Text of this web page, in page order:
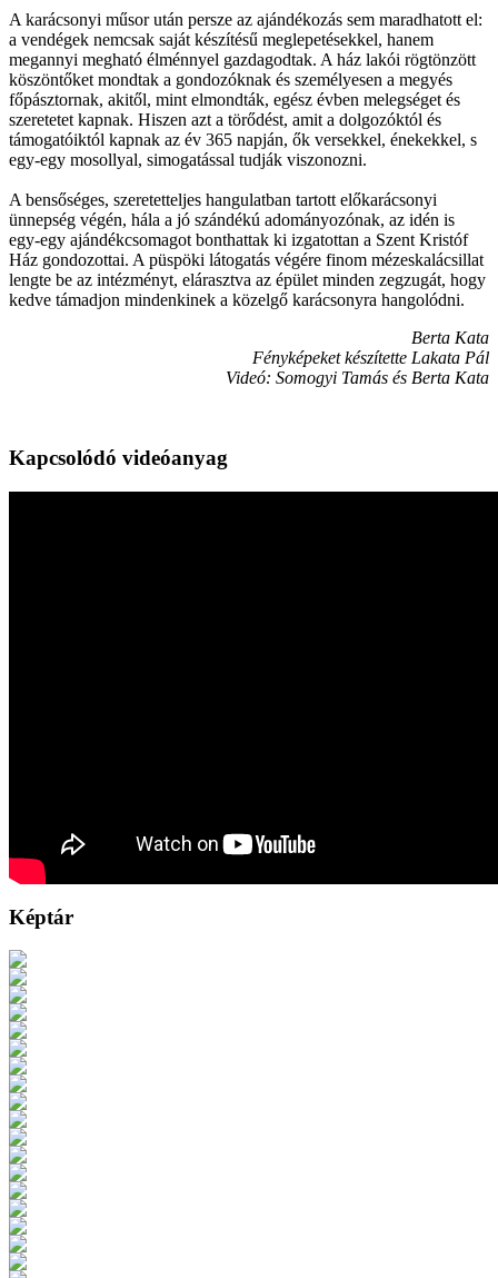
A karácsonyi műsor után persze az ajándékozás sem maradhatott el:
a vendégek nemcsak saját készítésű meglepetésekkel, hanem
megannyi megható élménnyel gazdagodtak. A ház lakói rögtönzött
köszöntőket mondtak a gondozóknak és személyesen a megyés
főpásztornak, akitől, mint elmondták, egész évben melegséget és
szeretetet kapnak. Hiszen azt a törődést, amit a dolgozóktól és
támogatóiktól kapnak az év 365 napján, ők versekkel, énekekkel, s
egy-egy mosollyal, simogatással tudják viszonozni.
A bensőséges, szeretetteljes hangulatban tartott előkarácsonyi
ünnepség végén, hála a jó szándékú adományozónak, az idén is
egy-egy ajándékcsomagot bonthattak ki izgatottan a Szent Kristóf
Ház gondozottai. A püspöki látogatás végére finom mézeskalácsillat
lengte be az intézményt, elárasztva az épület minden zegzugát, hogy
kedve támadjon mindenkinek a közelgő karácsonyra hangolódni.
Berta Kata
Fényképeket készítette Lakata Pál
Videó: Somogyi Tamás és Berta Kata
Kapcsolódó videóanyag
Képtár